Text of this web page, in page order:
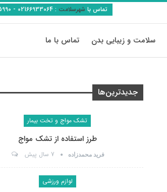
تماس با شهرسلامت :
سلامت و زیبایی بدن تماس با ما
جدیدترین‌ها
تشک مواج و تخت بیمار
طرز استفاده از تشک مواج
فرید محمدزاده 7 سال پیش
لوازم ورزشی